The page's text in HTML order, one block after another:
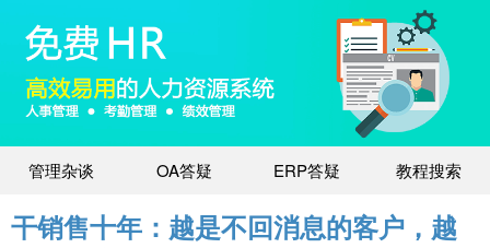
管理杂谈 OA答疑 ERP答疑 教程搜索
干销售十年：越是不回消息的客户，越